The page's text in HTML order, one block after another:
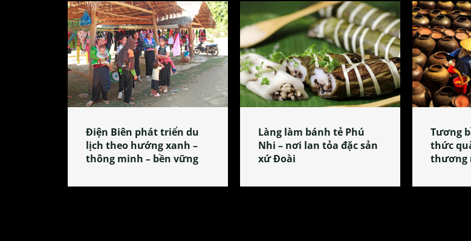
Điện Biên phát triển du
lịch theo hướng xanh –
thông minh – bền vững
Làng làm bánh tẻ Phú
Nhi – nơi lan tỏa đặc sản
xứ Đoài
Tương
thức
thương